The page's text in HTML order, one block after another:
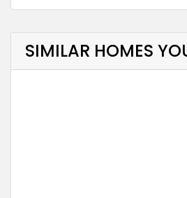
SIMILAR HOMES